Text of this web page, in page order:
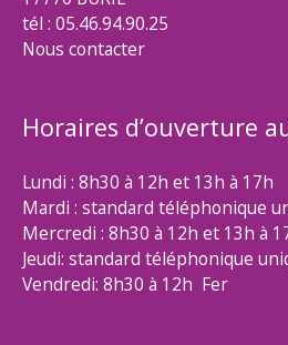
tél : 05.46.94.90.25
Nous contacter
Horaires d’ouverture
Lundi : 8h30 à 12h et 13h à 17h
Mardi : standard téléphonique
Mercredi : 8h30 à 12h et 13h à
Jeudi: standard téléphonique
Vendredi: 8h30 à 12h Fer